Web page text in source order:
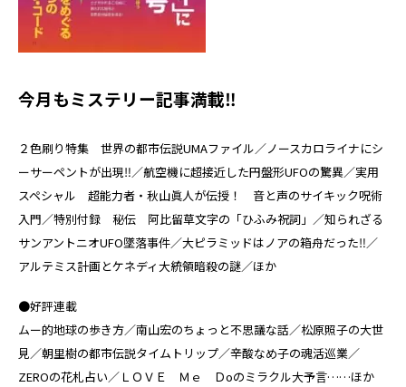
今月もミステリー記事満載‼
２色刷り特集 世界の都市伝説UMAファイル／ノースカロライナにシ
ーサーペントが出現‼／航空機に超接近した円盤形UFOの驚異／実用
スペシャル 超能力者・秋山眞人が伝授！ 音と声のサイキック呪術
入門／特別付録 秘伝 阿比留草文字の「ひふみ祝詞」／知られざる
サンアントニオUFO墜落事件／大ピラミッドはノアの箱舟だった‼／
アルテミス計画とケネディ大統領暗殺の謎／ほか
●好評連載
ムー的地球の歩き方／南山宏のちょっと不思議な話／松原照子の大世
見／朝里樹の都市伝説タイムトリップ／辛酸なめ子の魂活巡業／
ZEROの花札占い／ＬＯＶＥ Ｍｅ Ｄoのミラクル大予言……ほか